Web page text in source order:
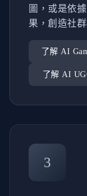
圖，或是依
果，創造社
了解 AI
了解 AI
3